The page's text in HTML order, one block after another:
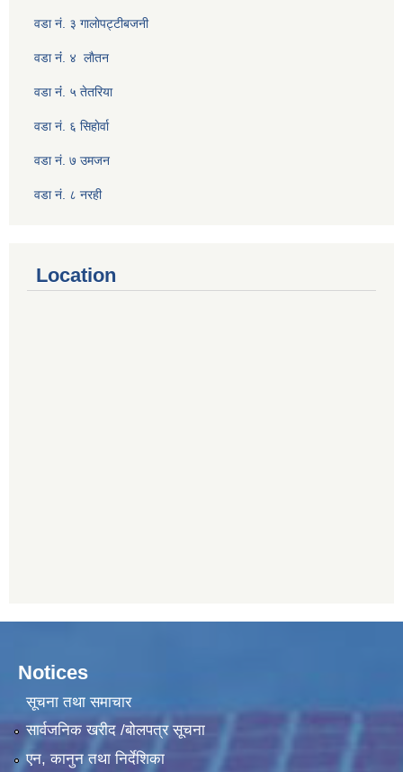
वडा नं. ३ गालाेपट्टीबजनी
वडा नंं. ४ लाैतन
वडा नंं. ५ तेतरिया
वडा नं. ६ सिहाेर्वा
वडा नं. ७ उमजन
वडा नं. ८ नरही
Location
Notices
सूचना तथा समाचार
सार्वजनिक खरीद /बोलपत्र सूचना
एन, कानुन तथा निर्देशिका